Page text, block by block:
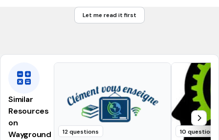
Trouve la somme des 3 nombres suivants :
Let me read it first
Similar
Resources
on
Wayground
12 questions 10 questions